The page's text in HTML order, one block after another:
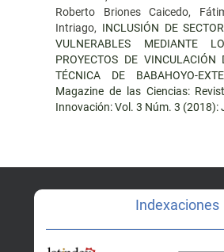
Roberto Briones Caicedo,
Intriago, INCLUSIÓN DE
VULNERABLES MEDIANTE
PROYECTOS DE VINCULACIÓN
TÉCNICA DE BABAHOYO-
Magazine de las Ciencias:
Innovación: Vol. 3 Núm. 3 (2018):
Indexaciones